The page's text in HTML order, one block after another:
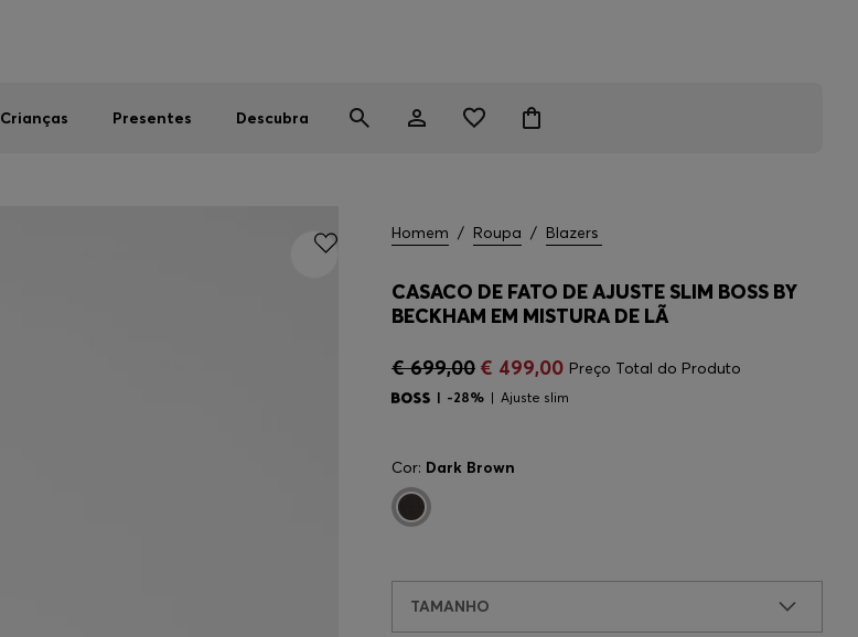
Crianças Presentes Descubra
Homem / Roupa / Blazers
CASACO DE FATO DE AJUSTE SLIM BOSS BY
BECKHAM EM MISTURA DE LÃ
€ 699,00 € 499,00 Preço Total do Produto
-28% Ajuste slim
Cor: Dark Brown
TAMANHO